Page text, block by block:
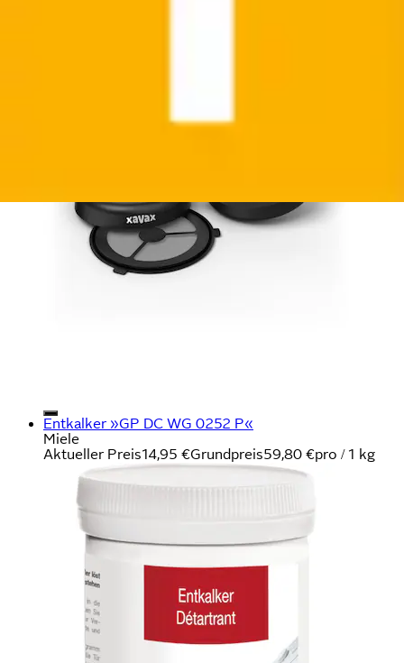
Entkalker »GP DC WG 0252 P«
Miele
Aktueller Preis14,95 €Grundpreis59,80 €pro / 1 kg